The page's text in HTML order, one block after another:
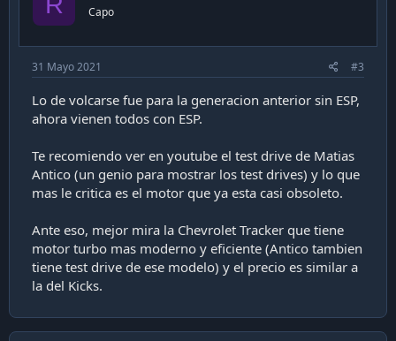
n
Capo
31 Mayo 2021 #3
Lo de volcarse fue para la generacion anterior sin ESP,
ahora vienen todos con ESP.
Te recomiendo ver en youtube el test drive de Matias
Antico (un genio para mostrar los test drives) y lo que
mas le critica es el motor que ya esta casi obsoleto.
Ante eso, mejor mira la Chevrolet Tracker que tiene
motor turbo mas moderno y eficiente (Antico tambien
tiene test drive de ese modelo) y el precio es similar a
la del Kicks.